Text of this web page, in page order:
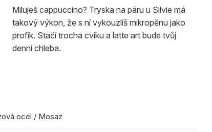
Miluješ cappuccino? Tryska na páru u Silvie má
takový výkon, že s ní vykouzlíš mikropěnu jako
profík. Stačí trocha cviku a latte art bude tvůj
denní chleba.
ocel / Mosaz